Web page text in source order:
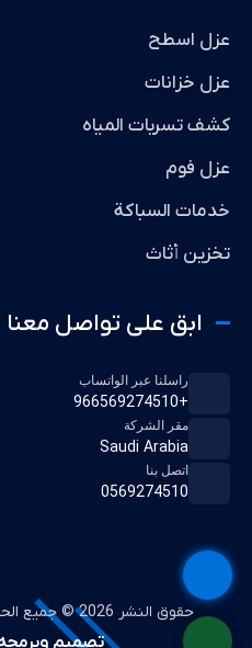
عزل اسطح
عزل خزانات
كشف تسربات المياه
عزل فوم
خدمات السباكة
تخزين أثاث
ابق على تواصل معنا
راسلنا عبر الواتساب
+966569274510
مقر الشركة
Saudi Arabia
اتصل بنا
0569274510
حقوق النشر 2026 © جميع الحقوق محفوظة لشركة المكنان
تصميم